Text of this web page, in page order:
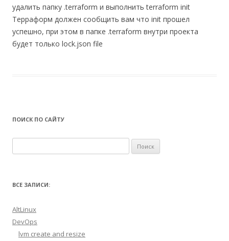
удалить папку .terraform и выполнить terraform init
Терраформ должен сообщить вам что init прошел
успешно, при этом в папке .terraform внутри проекта
будет только lock.json file
ПОИСК ПО САЙТУ
ВСЕ ЗАПИСИ:
AltLinux
DevOps
lvm create and resize